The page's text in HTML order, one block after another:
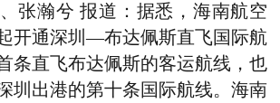
张瀚兮 报道：据悉，海南航空
开通深圳—布达佩斯直飞国际航
条直飞布达佩斯的客运航线， 也
圳出港的第十条国际航线。海南